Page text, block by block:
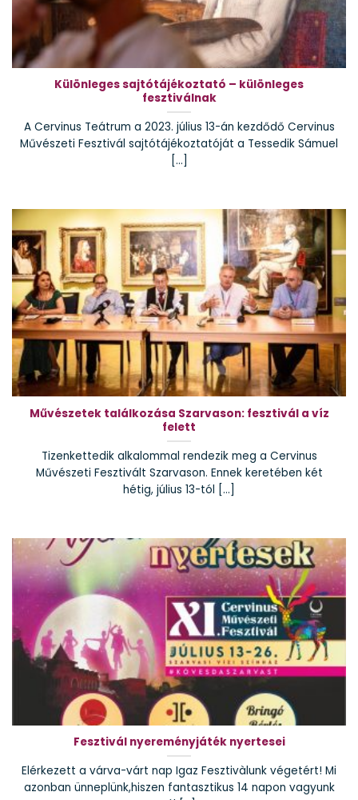
Különleges sajtótájékoztató – különleges
fesztiválnak
A Cervinus Teátrum a 2023. július 13-án kezdődő Cervinus
Művészeti Fesztivál sajtótájékoztatóját a Tessedik Sámuel
[...]
Művészetek találkozása Szarvason: fesztivál a víz
felett
Tizenkettedik alkalommal rendezik meg a Cervinus
Művészeti Fesztivált Szarvason. Ennek keretében két
hétig, július 13-tól [...]
Fesztivál nyereményjáték nyertesei
Elérkezett a várva-várt nap Igaz Fesztivàlunk végetért! Mi
azonban ünneplünk,hiszen fantasztikus 14 napon vagyunk